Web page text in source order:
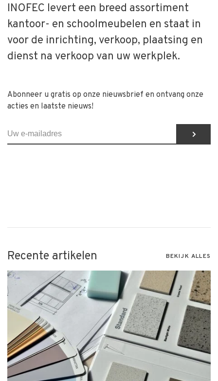
INOFEC levert een breed assortiment
kantoor- en schoolmeubelen en staat in
voor de inrichting, verkoop, plaatsing en
dienst na verkoop van uw werkplek.
Abonneer u gratis op onze nieuwsbrief en ontvang onze
acties en laatste nieuws!
Recente artikelen BEKIJK ALLES